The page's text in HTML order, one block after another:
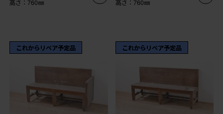
高さ：760㎜
高さ：760㎜
これからリペア予定品 これからリペア予定品